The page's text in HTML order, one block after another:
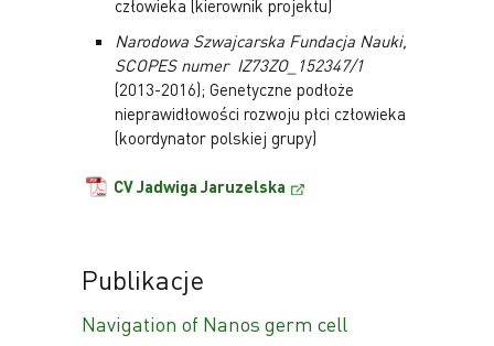
człowieka (kierownik projektu)
Narodowa Szwajcarska Fundacja Nauki,
SCOPES numer IZ73ZO_152347/1
(2013-2016); Genetyczne podłoże
nieprawidłowości rozwoju płci człowieka
(koordynator polskiej grupy)
CV Jadwiga Jaruzelska
Publikacje
Navigation of Nanos germ cell